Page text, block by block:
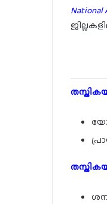
National